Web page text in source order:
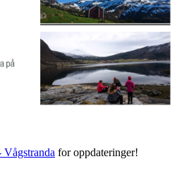
Vågstranda for oppdateringer!